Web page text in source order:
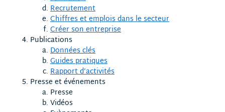
Recrutement
Chiffres et emplois dans le secteur
Créer son entreprise
Publications
Données clés
Guides pratiques
Rapport d’activités
Presse et événements
Presse
Vidéos